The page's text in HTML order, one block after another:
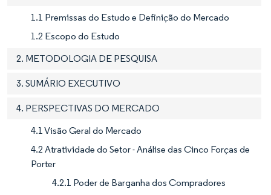
1.1 Premissas do Estudo e Definição do Mercado
1.2 Escopo do Estudo
2. METODOLOGIA DE PESQUISA
3. SUMÁRIO EXECUTIVO
4. PERSPECTIVAS DO MERCADO
4.1 Visão Geral do Mercado
4.2 Atratividade do Setor - Análise das Cinco Forças de
Porter
4.2.1 Poder de Barganha dos Compradores